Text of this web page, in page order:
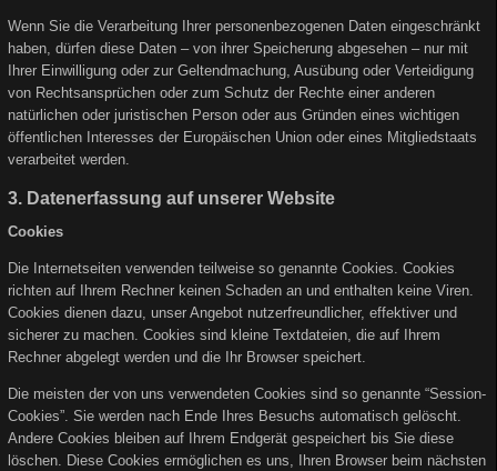
Wenn Sie die Verarbeitung Ihrer personenbezogenen Daten eingeschränkt
haben, dürfen diese Daten – von ihrer Speicherung abgesehen – nur mit
Ihrer Einwilligung oder zur Geltendmachung, Ausübung oder Verteidigung
von Rechtsansprüchen oder zum Schutz der Rechte einer anderen
natürlichen oder juristischen Person oder aus Gründen eines wichtigen
öffentlichen Interesses der Europäischen Union oder eines Mitgliedstaats
verarbeitet werden.
3. Datenerfassung auf unserer Website
Cookies
Die Internetseiten verwenden teilweise so genannte Cookies. Cookies
richten auf Ihrem Rechner keinen Schaden an und enthalten keine Viren.
Cookies dienen dazu, unser Angebot nutzerfreundlicher, effektiver und
sicherer zu machen. Cookies sind kleine Textdateien, die auf Ihrem
Rechner abgelegt werden und die Ihr Browser speichert.
Die meisten der von uns verwendeten Cookies sind so genannte “Session-
Cookies”. Sie werden nach Ende Ihres Besuchs automatisch gelöscht.
Andere Cookies bleiben auf Ihrem Endgerät gespeichert bis Sie diese
löschen. Diese Cookies ermöglichen es uns, Ihren Browser beim nächsten